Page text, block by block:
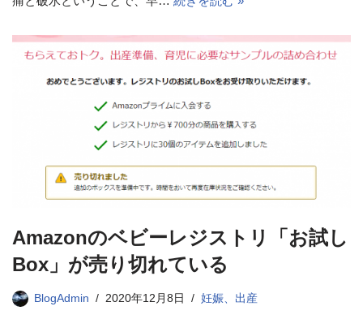
Amazonのベビーレジストリ「お試し
Box」が売り切れている
BlogAdmin 2020年12月8日 妊娠、出産